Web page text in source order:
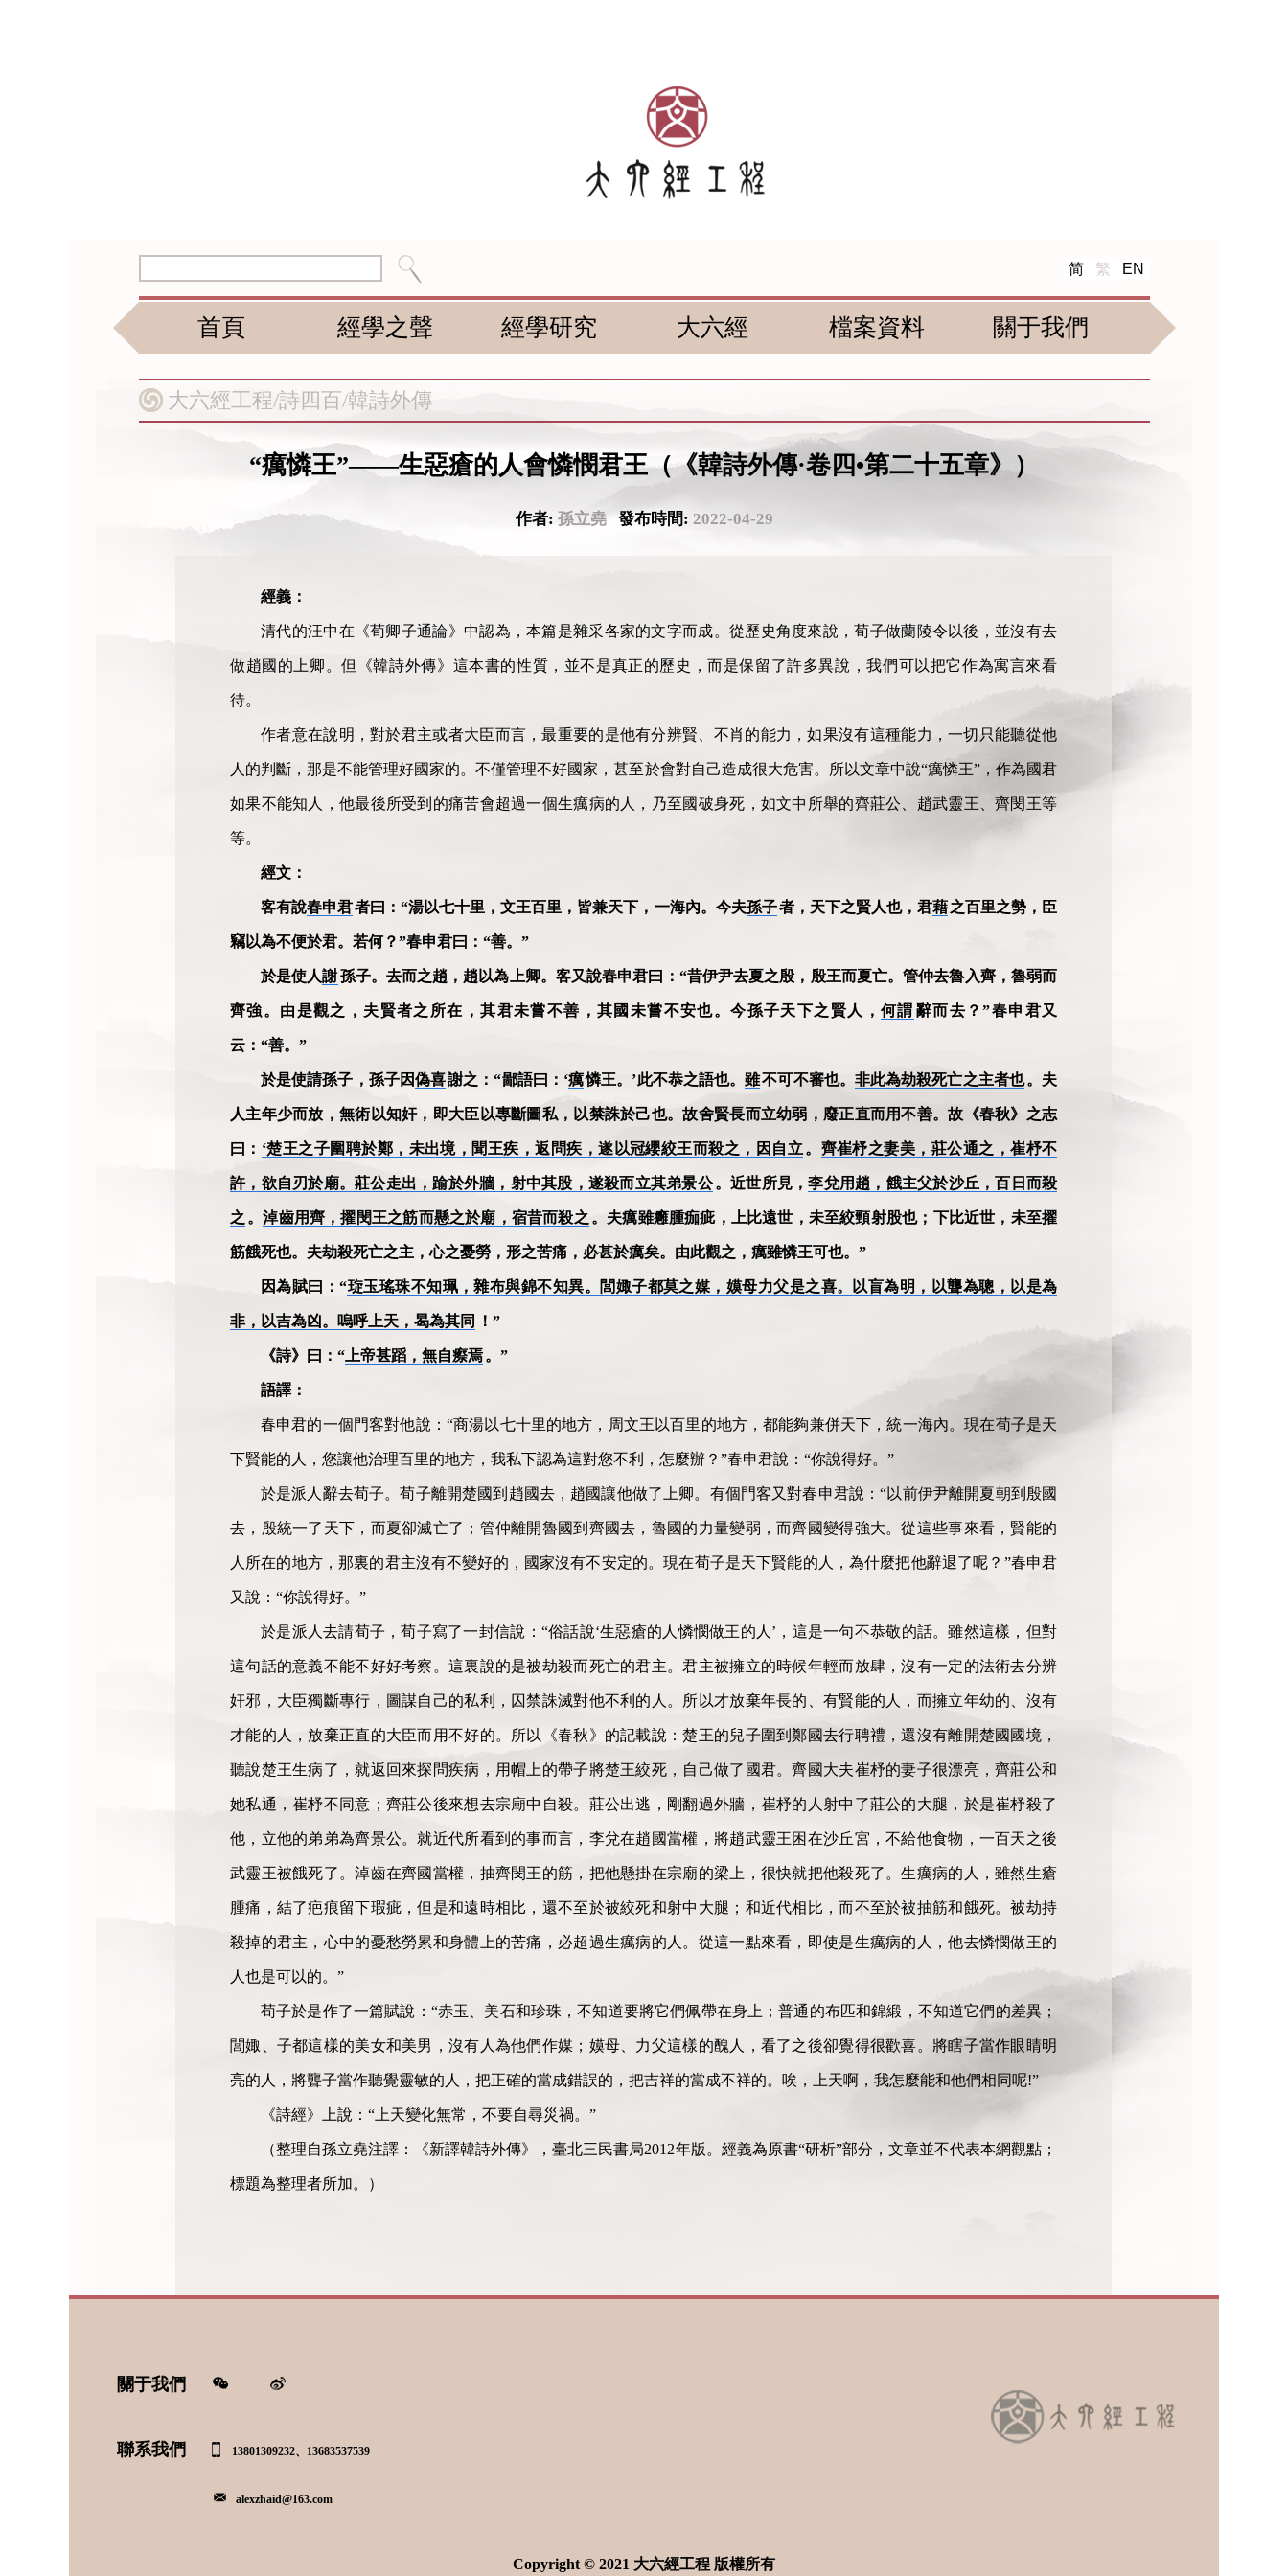
简 繁 EN
首頁 經學之聲 經學研究 大六經 檔案資料 關于我們
大六經工程/詩四百/韓詩外傳
“癘憐王”——生惡瘡的人會憐憫君王（《韓詩外傳·卷四•第二十五章》）
作者: 孫立堯發布時間: 2022-04-29
經義：
清代的汪中在《荀卿子通論》中認為，本篇是雜采各家的文字而成。從歷史角度來說，荀子做蘭陵令以後，並沒有去
做趙國的上卿。但《韓詩外傳》這本書的性質，並不是真正的歷史，而是保留了許多異說，我們可以把它作為寓言來看
待。
作者意在說明，對於君主或者大臣而言，最重要的是他有分辨賢、不肖的能力，如果沒有這種能力，一切只能聽從他
人的判斷，那是不能管理好國家的。不僅管理不好國家，甚至於會對自己造成很大危害。所以文章中說“癘憐王”，作為國君
如果不能知人，他最後所受到的痛苦會超過一個生癘病的人，乃至國破身死，如文中所舉的齊莊公、趙武靈王、齊閔王等
等。
經文：
客有說春申君者曰：“湯以七十里，文王百里，皆兼天下，一海內。今夫孫子者，天下之賢人也，君藉之百里之勢，臣
竊以為不便於君。若何？”春申君曰：“善。”
於是使人謝孫子。去而之趙，趙以為上卿。客又說春申君曰：“昔伊尹去夏之殷，殷王而夏亡。管仲去魯入齊，魯弱而
齊強。由是觀之，夫賢者之所在，其君未嘗不善，其國未嘗不安也。今孫子天下之賢人， 何謂 辭而去？”春申君又
云：“善。”
於是使請孫子，孫子因偽喜謝之：“鄙語曰：‘癘憐王。’此不恭之語也。雖不可不審也。 非此為劫殺死亡之主者也。夫
人主年少而放，無術以知奸，即大臣以專斷圖私，以禁誅於己也。故舍賢長而立幼弱，廢正直而用不善。故《春秋》之志
曰： ‘楚王之子圍聘於鄭，未出境，聞王疾，返問疾，遂以冠纓絞王而殺之，因自立 。 齊崔杼之妻美，莊公通之，崔杼不
許，欲自刃於廟。莊公走出，踰於外牆，射中其股，遂殺而立其弟景公。近世所見，李兌用趙，餓主父於沙丘，百日而殺
之 。淖齒用齊，擢閔王之筋而懸之於廟，宿昔而殺之 。夫癘雖癰腫痂疵，上比遠世，未至絞頸射股也；下比近世，未至擢
筋餓死也。夫劫殺死亡之主，心之憂勞，形之苦痛，必甚於癘矣。由此觀之，癘雖憐王可也。”
因為賦曰：“琁玉瑤珠不知珮，雜布與錦不知異。閭娵子都莫之媒，嫫母力父是之喜。以盲為明，以聾為聰，以是為
非，以吉為凶。嗚呼上天，曷為其同 ！”
《詩》曰：“ 上帝甚蹈，無自瘵焉。”
語譯：
春申君的一個門客對他說：“商湯以七十里的地方，周文王以百里的地方，都能夠兼併天下，統一海內。現在荀子是天
下賢能的人，您讓他治理百里的地方，我私下認為這對您不利，怎麼辦？”春申君說：“你說得好。”
於是派人辭去荀子。荀子離開楚國到趙國去，趙國讓他做了上卿。有個門客又對春申君說：“以前伊尹離開夏朝到殷國
去，殷統一了天下，而夏卻滅亡了；管仲離開魯國到齊國去，魯國的力量變弱，而齊國變得強大。從這些事來看，賢能的
人所在的地方，那裏的君主沒有不變好的，國家沒有不安定的。現在荀子是天下賢能的人，為什麼把他辭退了呢？”春申君
又說：“你說得好。”
於是派人去請荀子，荀子寫了一封信說：“俗話說‘生惡瘡的人憐憫做王的人’，這是一句不恭敬的話。雖然這樣，但對
這句話的意義不能不好好考察。這裏說的是被劫殺而死亡的君主。君主被擁立的時候年輕而放肆，沒有一定的法術去分辨
奸邪，大臣獨斷專行，圖謀自己的私利，囚禁誅滅對他不利的人。所以才放棄年長的、有賢能的人，而擁立年幼的、沒有
才能的人，放棄正直的大臣而用不好的。所以《春秋》的記載說：楚王的兒子圍到鄭國去行聘禮，還沒有離開楚國國境，
聽說楚王生病了，就返回來探問疾病，用帽上的帶子將楚王絞死，自己做了國君。齊國大夫崔杼的妻子很漂亮，齊莊公和
她私通，崔杼不同意；齊莊公後來想去宗廟中自殺。莊公出逃，剛翻過外牆，崔杼的人射中了莊公的大腿，於是崔杼殺了
他，立他的弟弟為齊景公。就近代所看到的事而言，李兌在趙國當權，將趙武靈王困在沙丘宮，不給他食物，一百天之後
武靈王被餓死了。淖齒在齊國當權，抽齊閔王的筋，把他懸掛在宗廟的梁上，很快就把他殺死了。生癘病的人，雖然生瘡
腫痛，結了疤痕留下瑕疵，但是和遠時相比，還不至於被絞死和射中大腿；和近代相比，而不至於被抽筋和餓死。被劫持
殺掉的君主，心中的憂愁勞累和身體上的苦痛，必超過生癘病的人。從這一點來看，即使是生癘病的人，他去憐憫做王的
人也是可以的。”
荀子於是作了一篇賦說：“赤玉、美石和珍珠，不知道要將它們佩帶在身上；普通的布匹和錦緞，不知道它們的差異；
閭娵、子都這樣的美女和美男，沒有人為他們作媒；嫫母、力父這樣的醜人，看了之後卻覺得很歡喜。將瞎子當作眼睛明
亮的人，將聾子當作聽覺靈敏的人，把正確的當成錯誤的，把吉祥的當成不祥的。唉，上天啊，我怎麼能和他們相同呢!”
《詩經》上說：“上天變化無常，不要自尋災禍。”
（整理自孫立堯注譯：《新譯韓詩外傳》，臺北三民書局2012年版。經義為原書“研析”部分，文章並不代表本網觀點；
標題為整理者所加。）
關于我們
聯系我們 13801309232、13683537539
alexzhaid@163.com
Copyright © 2021 大六經工程 版權所有